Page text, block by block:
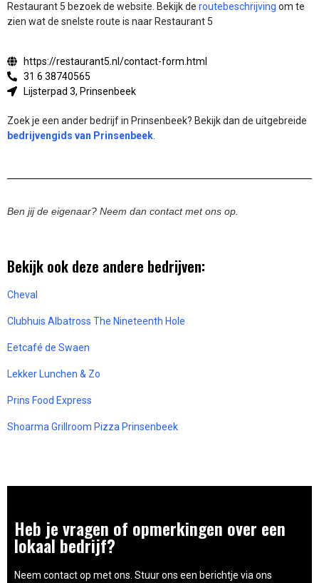
Restaurant 5 bezoek de website. Bekijk de routebeschrijving om te
zien wat de snelste route is naar Restaurant 5
https://restaurant5.nl/contact-form.html
31 6 38740565
Lijsterpad 3, Prinsenbeek
Zoek je een ander bedrijf in Prinsenbeek? Bekijk dan de uitgebreide
bedrijvengids van Prinsenbeek
Ben jij de eigenaar? Neem dan contact met ons op.
Bekijk ook deze andere bedrijven:
Cheval
Clubhuis Albatross The Nineteenth Hole
Eetcafé de Swaen
Lekker Lunchen & Zo
Prins Food Express
Shoarma Grillroom Pizza Prinsenbeek
Heb je vragen of opmerkingen over een
lokaal bedrijf?
Neem contact op met ons. Stuur ons een berichtje via ons